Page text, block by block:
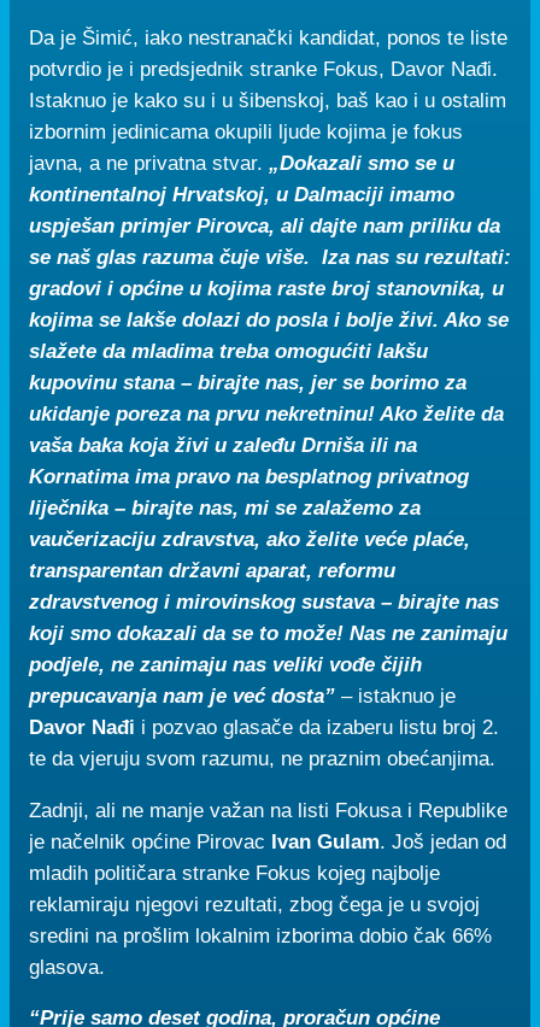
Da je Šimić, iako nestranački kandidat, ponos te liste
potvrdio je i predsjednik stranke Fokus, Davor Nađi.
Istaknuo je kako su i u šibenskoj, baš kao i u ostalim
izbornim jedinicama okupili ljude kojima je fokus
javna, a ne privatna stvar. „Dokazali smo se u
kontinentalnoj Hrvatskoj, u Dalmaciji imamo
uspješan primjer Pirovca, ali dajte nam priliku da
se naš glas razuma čuje više. Iza nas su rezultati:
gradovi i općine u kojima raste broj stanovnika, u
kojima se lakše dolazi do posla i bolje živi. Ako se
slažete da mladima treba omogućiti lakšu
kupovinu stana – birajte nas, jer se borimo za
ukidanje poreza na prvu nekretninu! Ako želite da
vaša baka koja živi u zaleđu Drniša ili na
Kornatima ima pravo na besplatnog privatnog
liječnika – birajte nas, mi se zalažemo za
vaučerizaciju zdravstva, ako želite veće plaće,
transparentan državni aparat, reformu
zdravstvenog i mirovinskog sustava – birajte nas
koji smo dokazali da se to može! Nas ne zanimaju
podjele, ne zanimaju nas veliki vođe čijih
prepucavanja nam je već dosta” – istaknuo je
Davor Nađi i pozvao glasače da izaberu listu broj 2.
te da vjeruju svom razumu, ne praznim obećanjima.
Zadnji, ali ne manje važan na listi Fokusa i Republike
je načelnik općine Pirovac Ivan Gulam. Još jedan od
mladih političara stranke Fokus kojeg najbolje
reklamiraju njegovi rezultati, zbog čega je u svojoj
sredini na prošlim lokalnim izborima dobio čak 66%
glasova.
“Prije samo deset godina, proračun općine